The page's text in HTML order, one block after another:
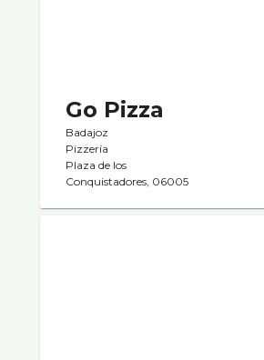
Go Pizza
Badajoz
Pizzerí­a
Plaza de los
Conquistadores, 06005